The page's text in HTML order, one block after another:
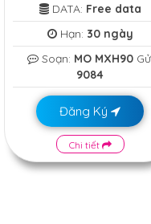
DATA: Free data
Hạn: 30 ngày
Soạn: MO MXH90
9084
Đăng Ký
Chi tiết